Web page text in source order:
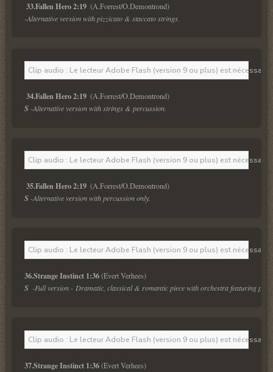
33.Fallen Hero 2:19
(A.Forrest/O.Demontrond)
-Alternative version with pizzicato & staccato strings.
Clip audio : Le lecteur Adobe Flash (version 9 ou plus) est
34.Fallen Hero 2:19 (A.Forrest/O.Demontrond)
S -Alternative version with strings & percussion.
Clip audio : Le lecteur Adobe Flash (version 9 ou plus) est
35.Fallen Hero 2:19 (A.Forrest/O.Demontrond)
S -Alternative version with percussion only.
Clip audio : Le lecteur Adobe Flash (version 9 ou plus) est
36.Strange Instinct 1:36 (Evert Verhees)
S -Full version - Dramatic, classical & romantic piece with orchestra featuring
Clip audio : Le lecteur Adobe Flash (version 9 ou plus) est
37.Strange Instinct 1:36 (Evert Verhees)